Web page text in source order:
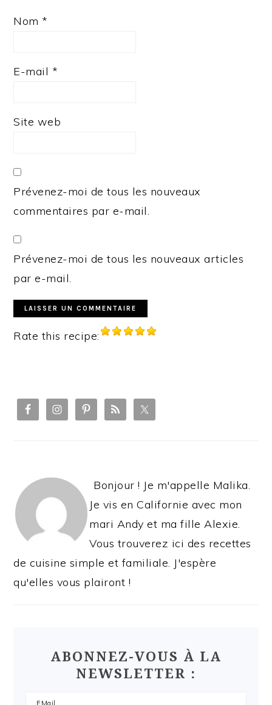
Nom *
E-mail *
Site web
Prévenez-moi de tous les nouveaux
commentaires par e-mail.
Prévenez-moi de tous les nouveaux articles
par e-mail.
Rate this recipe:
SIDEBAR
Bonjour ! Je m'appelle Malika.
Je vis en Californie avec mon
mari Andy et ma fille Alexie.
Vous trouverez ici des recettes
de cuisine simple et familiale. J'espère
qu'elles vous plairont !
ABONNEZ-VOUS À LA
NEWSLETTER :